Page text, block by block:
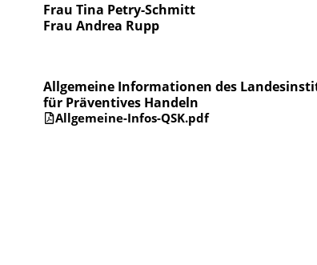
Frau Tina Petry-Schmitt
Frau Andrea Rupp
Allgemeine Informationen des
für Präventives Handeln
Allgemeine-Infos-QSK.pdf